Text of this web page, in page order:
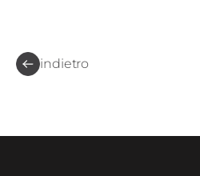
indietro